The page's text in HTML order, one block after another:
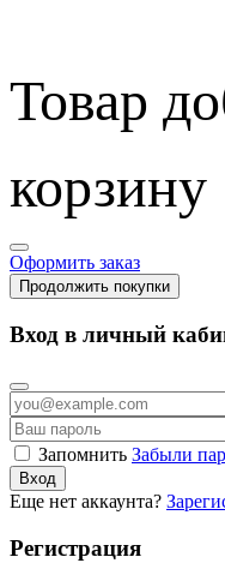
Товар
корзину
Оформить заказ
Продолжить покупки
Вход в личный
Запомнить Забыли
Вход
Еще нет аккаунта?
Регистрация